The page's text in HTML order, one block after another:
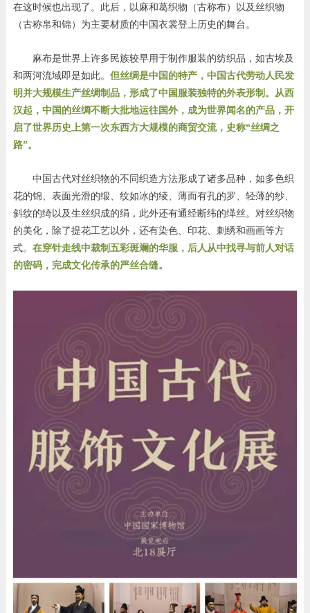
在这时候也出现了。此后，以麻和葛织物（古称布）以及丝织物
（古称帛和锦）为主要材质的中国衣裳登上历史的舞台。
麻布是世界上许多民族较早用于制作服装的纺织品，如古埃及
和两河流域即是如此。 但丝绸是中国的特产，中国古代劳动人民发
明并大规模生产丝绸制品，形成了中国服装独特的外表形制。从西
汉起，中国的丝绸不断大批地运往国外，成为世界闻名的产品，开
启了世界历史上第一次东西方大规模的商贸交流，史称“丝绸之
路”。
中国古代对丝织物的不同织造方法形成了诸多品种，如多色织
花的锦、表面光滑的缎、纹如冰的绫、薄而有孔的罗、轻薄的纱、
斜纹的绮以及生丝织成的绢，此外还有通经断纬的缂丝。对丝织物
的美化，除了提花工艺以外，还有染色、印花、刺绣和画画等方
式。 在穿针走线中裁制五彩斑斓的华服，后人从中找寻与前人对话
的密码，完成文化传承的严丝合缝。